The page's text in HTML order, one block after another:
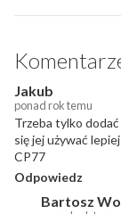
Jakub
ponad rok temu
Trzeba tylko
się jej używać
CP77
Odpowiedz
Bartosz